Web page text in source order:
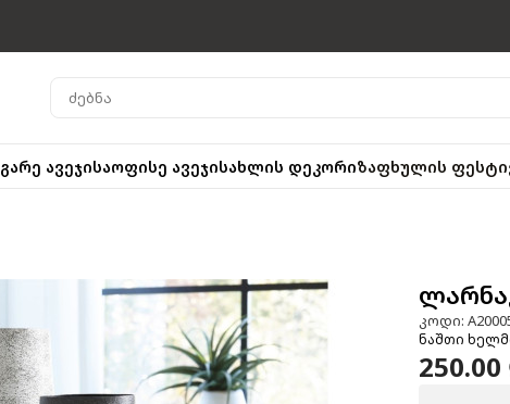
გარე ავეჯისაოფისე ავეჯისახლის დეკორიზაფხულის
კოდი:
ნაშთი